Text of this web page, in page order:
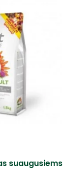
suaugusiems